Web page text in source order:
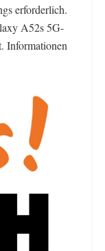
erforderlich.
A52s 5G-
Informationen